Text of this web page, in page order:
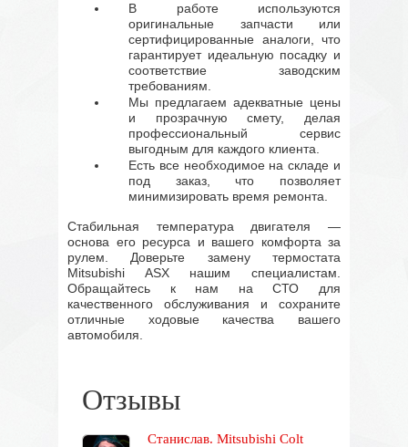
В работе используются
оригинальные запчасти или
сертифицированные аналоги, что
гарантирует идеальную посадку и
соответствие заводским
требованиям.
Мы предлагаем адекватные цены
и прозрачную смету, делая
профессиональный сервис
выгодным для каждого клиента.
Есть все необходимое на складе и
под заказ, что позволяет
минимизировать время ремонта.
Стабильная температура двигателя —
основа его ресурса и вашего комфорта за
рулем. Доверьте замену термостата
Mitsubishi ASX нашим специалистам.
Обращайтесь к нам на СТО для
качественного обслуживания и сохраните
отличные ходовые качества вашего
автомобиля.
Отзывы
Станислав. Mitsubishi Colt